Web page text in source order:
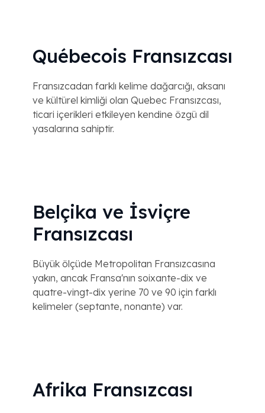
Québecois Fransızcası
Fransızcadan farklı kelime dağarcığı, aksanı
ve kültürel kimliği olan Quebec Fransızcası,
ticari içerikleri etkileyen kendine özgü dil
yasalarına sahiptir.
Belçika ve İsviçre
Fransızcası
Büyük ölçüde Metropolitan Fransızcasına
yakın, ancak Fransa'nın soixante-dix ve
quatre-vingt-dix yerine 70 ve 90 için farklı
kelimeler (septante, nonante) var.
Afrika Fransızcası